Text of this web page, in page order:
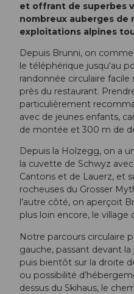
et offrant de superbes
nombreux auberges de
exploitations alpines
Depuis Brunni, on
le téléphérique jusqu'au
randonnée circulaire
près du restaurant.
particulièrement
avec de jeunes enfants,
de montée et 300 m de
Depuis la Holzegg, on a
la cuvette de Schwyz
Cantons et de Lauerz, et
rocheuses du Grosser
l’autre côté, on aperçoit
plus loin encore, le village
Notre parcours circulaire
gauche, passant devant
puis bientôt sur la droite
ou possibilité
dessus du Skihaus, le